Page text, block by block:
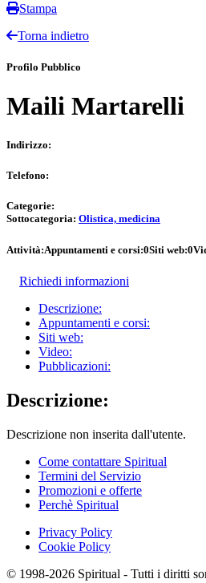
Stampa
Torna indietro
Profilo Pubblico
Maili Martarelli
Indirizzo:
Telefono:
Categorie:
Sottocategoria: Olistica, medicina
Attività:Appuntamenti e corsi:0Siti web:0
Richiedi informazioni
Descrizione:
Appuntamenti e corsi:
Siti web:
Video:
Pubblicazioni:
Descrizione:
Descrizione non inserita dall'utente.
Come contattare Spiritual
Termini del Servizio
Promozioni e offerte
Perchè Spiritual
Privacy Policy
Cookie Policy
© 1998-2026 Spiritual - Tutti i diritti